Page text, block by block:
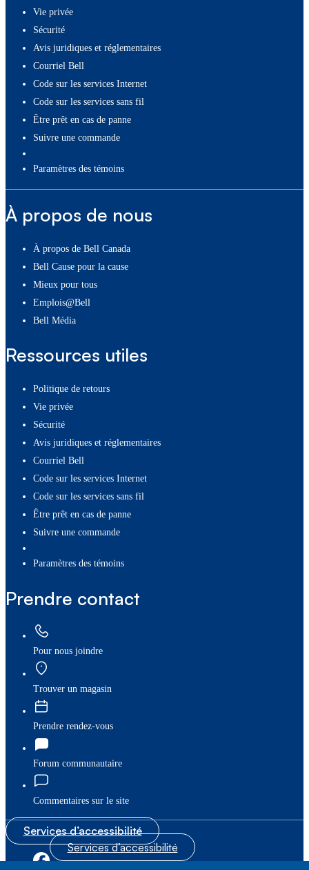
Vie privée
Sécurité
Avis juridiques et réglementaires
Courriel Bell
Code sur les services Internet
Code sur les services sans fil
Être prêt en cas de panne
Suivre une commande
paramètres des témoins
À propos de nous
À propos de Bell Canada
Bell Cause pour la cause
Mieux pour tous
Emplois@Bell
Bell Média
Ressources utiles
Politique de retours
Vie privée
Sécurité
Avis juridiques et réglementaires
Courriel Bell
Code sur les services Internet
Code sur les services sans fil
Être prêt en cas de panne
Suivre une commande
paramètres des témoins
Prendre contact
Pour nous joindre
Trouver un magasin
Prendre rendez-vous
Forum communautaire
Commentaires sur le site
Services d’accessibilité
Services d’accessibilité